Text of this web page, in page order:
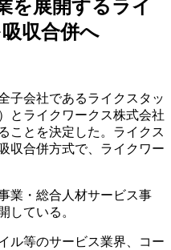
を展開するライ
収合併へ
子会社であるライクスタッ
とライクワークス株式会社
ことを決定した。ライクス
収合併方式で、ライクワー
業・総合人材サービス事
している。
ル等のサービス業界、コー